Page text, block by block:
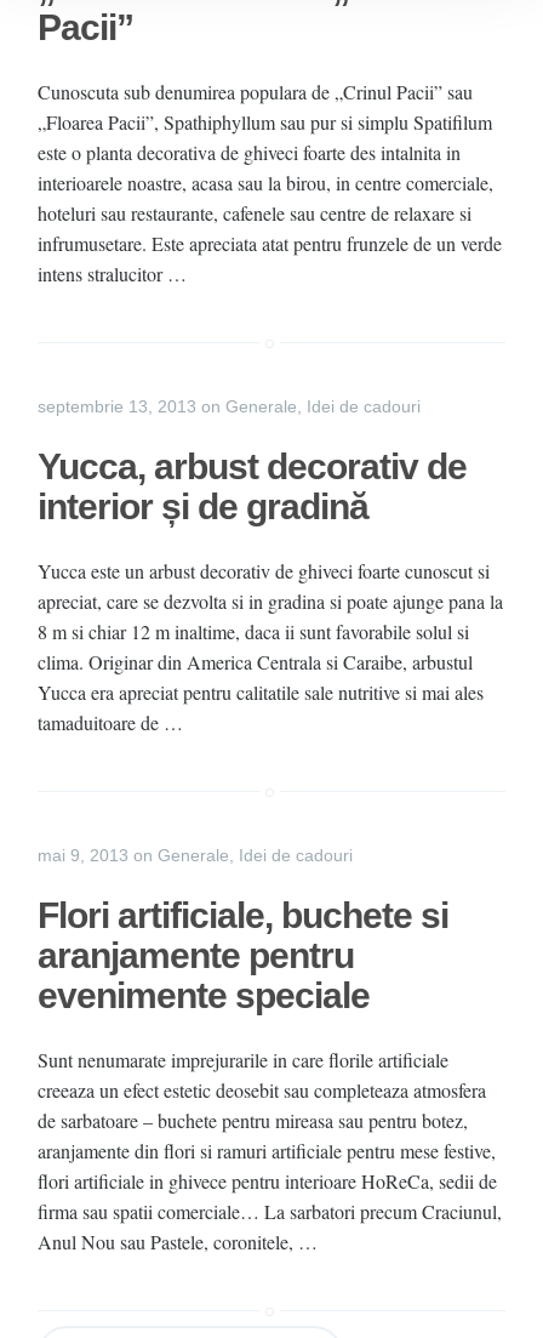
Pacii”
Cunoscuta sub denumirea populara de „Crinul Pacii” sau
„Floarea Pacii”, Spathiphyllum sau pur si simplu Spatifilum
este o planta decorativa de ghiveci foarte des intalnita in
interioarele noastre, acasa sau la birou, in centre comerciale,
hoteluri sau restaurante, cafenele sau centre de relaxare si
infrumusetare. Este apreciata atat pentru frunzele de un verde
intens stralucitor …
septembrie 13, 2013 on Generale Idei de cadouri
Yucca, arbust decorativ de
interior și de gradină
Yucca este un arbust decorativ de ghiveci foarte cunoscut si
apreciat, care se dezvolta si in gradina si poate ajunge pana la
8 m si chiar 12 m inaltime, daca ii sunt favorabile solul si
clima. Originar din America Centrala si Caraibe, arbustul
Yucca era apreciat pentru calitatile sale nutritive si mai ales
tamaduitoare de …
mai 9, 2013 on Generale Idei de cadouri
Flori artificiale, buchete si
aranjamente pentru
evenimente speciale
Sunt nenumarate imprejurarile in care florile artificiale
creeaza un efect estetic deosebit sau completeaza atmosfera
de sarbatoare – buchete pentru mireasa sau pentru botez,
aranjamente din flori si ramuri artificiale pentru mese festive,
flori artificiale in ghivece pentru interioare HoReCa, sedii de
firma sau spatii comerciale… La sarbatori precum Craciunul,
Anul Nou sau Pastele, coronitele, …